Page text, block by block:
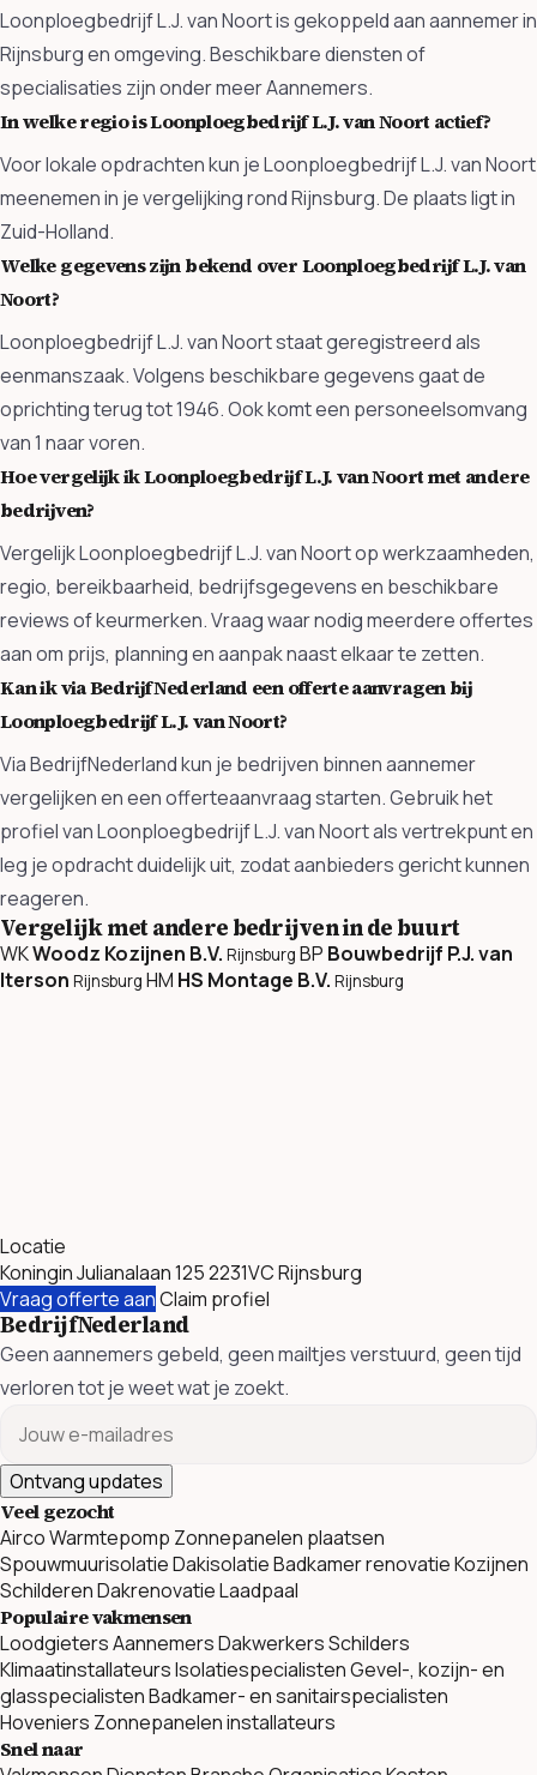
Loonploegbedrijf L.J. van Noort is gekoppeld aan aannemer in
Rijnsburg en omgeving. Beschikbare diensten of
specialisaties zijn onder meer Aannemers.
In welke regio is Loonploegbedrijf L.J. van Noort actief?
Voor lokale opdrachten kun je Loonploegbedrijf L.J. van Noort
meenemen in je vergelijking rond Rijnsburg. De plaats ligt in
Zuid-Holland.
Welke gegevens zijn bekend over Loonploegbedrijf L.J. van
Noort?
Loonploegbedrijf L.J. van Noort staat geregistreerd als
eenmanszaak. Volgens beschikbare gegevens gaat de
oprichting terug tot 1946. Ook komt een personeelsomvang
van 1 naar voren.
Hoe vergelijk ik Loonploegbedrijf L.J. van Noort met andere
bedrijven?
Vergelijk Loonploegbedrijf L.J. van Noort op werkzaamheden,
regio, bereikbaarheid, bedrijfsgegevens en beschikbare
reviews of keurmerken. Vraag waar nodig meerdere offertes
aan om prijs, planning en aanpak naast elkaar te zetten.
Kan ik via BedrijfNederland een offerte aanvragen bij
Loonploegbedrijf L.J. van Noort?
Via BedrijfNederland kun je bedrijven binnen aannemer
vergelijken en een offerteaanvraag starten. Gebruik het
profiel van Loonploegbedrijf L.J. van Noort als vertrekpunt en
leg je opdracht duidelijk uit, zodat aanbieders gericht kunnen
reageren.
Vergelijk met andere bedrijven in de buurt
WKWoodz Kozijnen B.V. Rijnsburg BP Bouwbedrijf P.J. van
Iterson Rijnsburg HM HS Montage B.V. Rijnsburg
Locatie
Koningin Julianalaan 125 2231VC Rijnsburg
Vraag offerte aanClaim profiel
BedrijfNederland
Geen aannemers gebeld, geen mailtjes verstuurd, geen tijd
verloren tot je weet wat je zoekt.
Ontvang updates
Veel gezocht
AircoWarmtepomp Zonnepanelen plaatsen
SpouwmuurisolatieDakisolatieBadkamer renovatieKozijnen
SchilderenDakrenovatieLaadpaal
Populaire vakmensen
LoodgietersAannemersDakwerkersSchilders
KlimaatinstallateursIsolatiespecialistenGevel-, kozijn- en
glasspecialistenBadkamer- en sanitairspecialisten
Hoveniers Zonnepanelen installateurs
Snel naar